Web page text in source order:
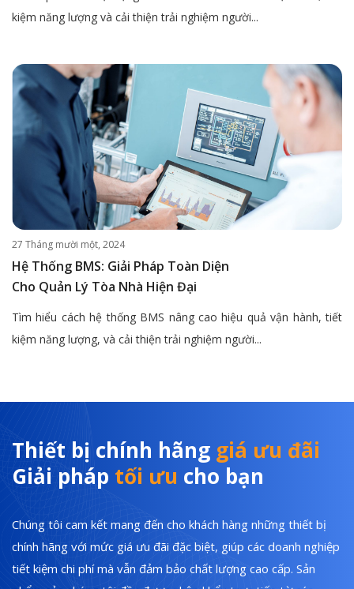
kiệm năng lượng và cải thiện trải nghiệm người...
27 Tháng mười một, 2024
Hệ Thống BMS: Giải Pháp Toàn Diện
Cho Quản Lý Tòa Nhà Hiện Đại
Tìm hiểu cách hệ thống BMS nâng cao hiệu quả vận hành, tiết
kiệm năng lượng, và cải thiện trải nghiệm người...
Thiết bị chính hãng giá ưu đãi
Giải pháp tối ưu cho bạn
Chúng tôi cam kết mang đến cho khách hàng những thiết bị
chính hãng với mức giá ưu đãi đặc biệt, giúp các doanh nghiệp
tiết kiệm chi phí mà vẫn đảm bảo chất lượng cao cấp. Sản